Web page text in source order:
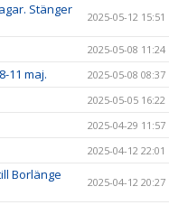
Stänger
2025-05-12 15:51
2025-05-08 11:24
11 maj. 2025-05-08 08:37
2025-05-05 16:22
2025-04-29 11:57
2025-04-12 22:01
Borlänge
2025-04-12 20:27